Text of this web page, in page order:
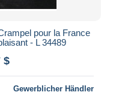
pour la France
- L 34489
$
Gewerblicher Händler